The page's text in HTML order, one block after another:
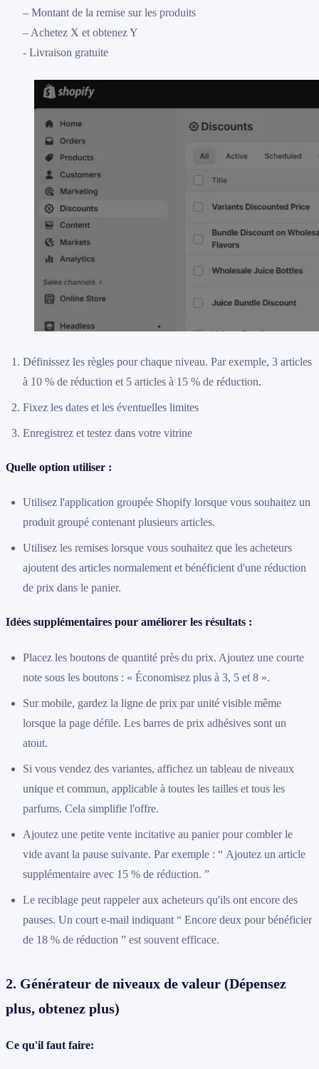
– Montant de la remise sur les produits
– Achetez X et obtenez Y
- Livraison gratuite
Définissez les règles pour chaque niveau. Par exemple, 3 articles
à 10 % de réduction et 5 articles à 15 % de réduction.
Fixez les dates et les éventuelles limites
Enregistrez et testez dans votre vitrine
Quelle option utiliser :
Utilisez l'application groupée Shopify lorsque vous souhaitez un
produit groupé contenant plusieurs articles.
Utilisez les remises lorsque vous souhaitez que les acheteurs
ajoutent des articles normalement et bénéficient d'une réduction
de prix dans le panier.
Idées supplémentaires pour améliorer les résultats :
Placez les boutons de quantité près du prix. Ajoutez une courte
note sous les boutons : « Économisez plus à 3, 5 et 8 ».
Sur mobile, gardez la ligne de prix par unité visible même
lorsque la page défile. Les barres de prix adhésives sont un
atout.
Si vous vendez des variantes, affichez un tableau de niveaux
unique et commun, applicable à toutes les tailles et tous les
parfums. Cela simplifie l'offre.
Ajoutez une petite vente incitative au panier pour combler le
vide avant la pause suivante. Par exemple : “ Ajoutez un article
supplémentaire avec 15 % de réduction. ”
Le reciblage peut rappeler aux acheteurs qu'ils ont encore des
pauses. Un court e-mail indiquant “ Encore deux pour bénéficier
de 18 % de réduction ” est souvent efficace.
2. Générateur de niveaux de valeur (Dépensez
plus, obtenez plus)
Ce qu'il faut faire: